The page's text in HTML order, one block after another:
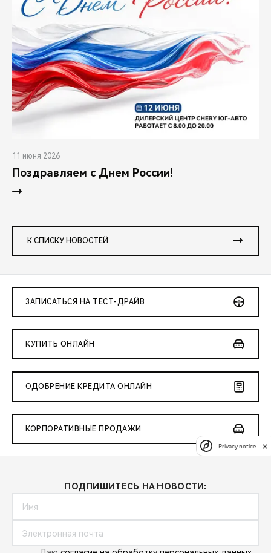
11 июня 2026
Поздравляем с Днем России!
К СПИСКУ НОВОСТЕЙ
ЗАПИСАТЬСЯ НА ТЕСТ-ДРАЙВ
КУПИТЬ ОНЛАЙН
ОДОБРЕНИЕ КРЕДИТА ОНЛАЙН
КОРПОРАТИВНЫЕ ПРОДАЖИ
ПОДПИШИТЕСЬ НА НОВОСТИ:
Privacy notice